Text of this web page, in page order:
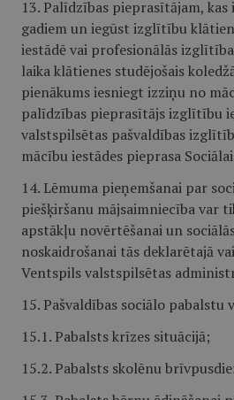
13. Palīdzības pieprasītājam, kas
gadiem un iegūst izglītību
iestādē vai profesionālās
laika klātienes studējošais
pienākums iesniegt izziņu no
palīdzības pieprasītājs izglītību
valstspilsētas pašvaldības
mācību iestādes pieprasa
14. Lēmuma pieņemšanai par
piešķiršanu mājsaimniecība var
apstākļu novērtēšanai un
noskaidrošanai tās deklarētajā
Ventspils valstspilsētas
15. Pašvaldības sociālo pabalstu
15.1. Pabalsts krīzes situācijā;
15.2. Pabalsts skolēnu